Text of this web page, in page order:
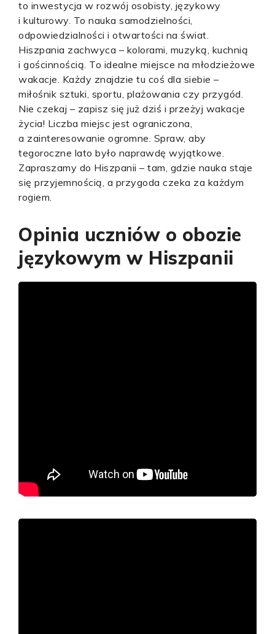
to inwestycja w rozwój osobisty, językowy
i kulturowy. To nauka samodzielności,
odpowiedzialności i otwartości na świat.
Hiszpania zachwyca – kolorami, muzyką, kuchnią
i gościnnością. To idealne miejsce na młodzieżowe
wakacje. Każdy znajdzie tu coś dla siebie –
miłośnik sztuki, sportu, plażowania czy przygód.
Nie czekaj – zapisz się już dziś i przeżyj wakacje
życia! Liczba miejsc jest ograniczona,
a zainteresowanie ogromne. Spraw, aby
tegoroczne lato było naprawdę wyjątkowe.
Zapraszamy do Hiszpanii – tam, gdzie nauka staje
się przyjemnością, a przygoda czeka za każdym
rogiem.
Opinia uczniów o obozie
językowym w Hiszpanii